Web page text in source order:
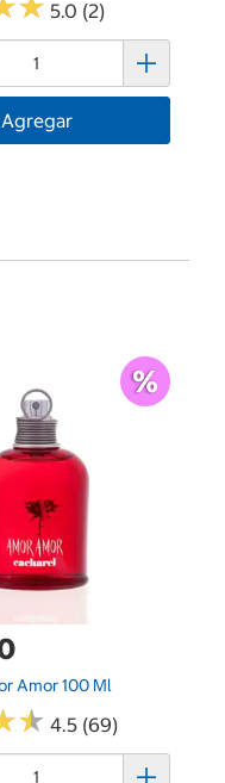
★
★ 5.0 (2)
Agregar
Amor 100 Ml
★
★ 4.5 (69)